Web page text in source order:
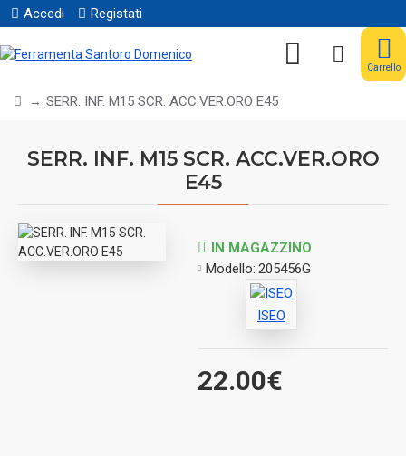
Accedi Registati
Carrello
SERR. INF. M15 SCR. ACC.VER.ORO E45
SERR. INF. M15 SCR. ACC.VER.ORO
E45
22.00€
IN MAGAZZINO
Modello: 205456G
ISEO